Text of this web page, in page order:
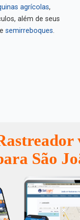
agrícolas,
além de seus
e semirreboques.
São